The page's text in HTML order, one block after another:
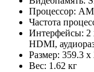
Процессор:
Частота
Интерфейсы: 2
HDMI,
Размер: 359.3 x
Вес: 1.62 кг